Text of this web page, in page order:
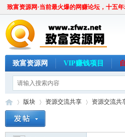
致富资源网·当前最火爆的网赚论坛，十五
致富资源网 VIP赚钱项目
版块 资源交流共享 资源交流共